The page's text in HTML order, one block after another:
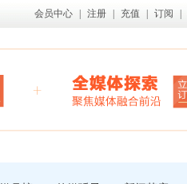
会员中心 注册 充值 订阅